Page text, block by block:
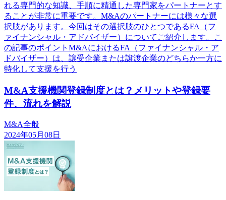
れる専門的な知識、手順に精通した専門家をパートナーとす
ることが非常に重要です。M&Aのパートナーには様々な選
択肢があります。今回はその選択肢のひとつであるFA（フ
ァイナンシャル・アドバイザー）についてご紹介します。こ
の記事のポイントM&AにおけるFA（ファイナンシャル・ア
ドバイザー）は、譲受企業または譲渡企業のどちらか一方に
特化して支援を行う
M&A支援機関登録制度とは？メリットや登録要
件、流れを解説
M&A全般
2024年05月08日